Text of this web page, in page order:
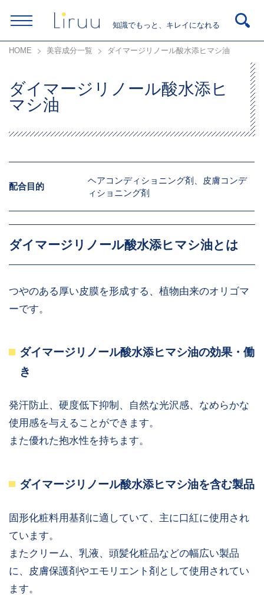
知識でもっと、キレイになれる
HOME 美容成分一覧 ダイマージリノール酸水添ヒマシ油
ダイマージリノール酸水添ヒ
マシ油
配合目的
ヘアコンディショニング剤、皮膚コンデ
ィショニング剤
ダイマージリノール酸水添ヒマシ油とは
つやのある厚い皮膜を形成する、植物由来のオリゴマ
ーです。
ダイマージリノール酸水添ヒマシ油の効果・働
き
発汗防止、硬度低下抑制、自然な光沢感、なめらかな
使用感を与えることができます。
また優れた抱水性を持ちます。
ダイマージリノール酸水添ヒマシ油を含む製品
固形化粧料用基剤に適していて、主に口紅に使用され
ています。
またクリーム、乳液、頭髪化粧品などの幅広い製品
に、皮膚保護剤やエモリエント剤として使用されてい
ます。